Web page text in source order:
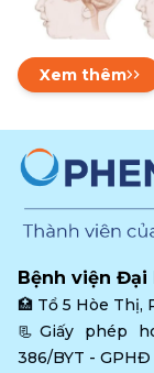
Xem thêm
Bệnh viện Đại
🏥 Tổ 5 Hòe Thị,
📃Giấy phép
386/BYT -